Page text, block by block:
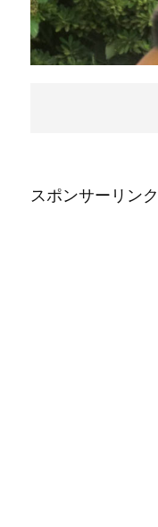
スポンサーリンク